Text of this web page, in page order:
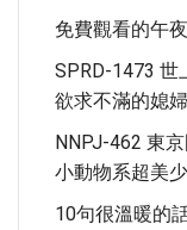
免費觀看的午
SPRD-1473 世
欲求不滿的媳
NNPJ-462 東
小動物系超美
10句很溫暖的